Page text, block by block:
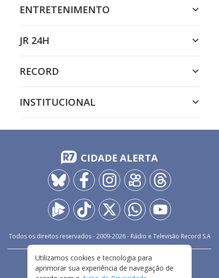
ENTRETENIMENTO
JR 24H
RECORD
INSTITUCIONAL
CIDADE ALERTA
Todos os direitos reservados - 2009-2026- Rádio e Televisão Record S.A
FALE CONOSCO
PRIVACIDADE
TERMOS E CONDIÇÕES DE USO
Utilizamos cookies e tecnologia para
aprimorar sua experiência de navegação de